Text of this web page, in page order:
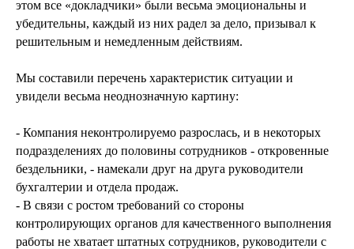
этом все «докладчики» были весьма эмоциональны и
убедительны, каждый из них радел за дело, призывал к
решительным и немедленным действиям.
Мы составили перечень характеристик ситуации и
увидели весьма неоднозначную картину:
- Компания неконтролируемо разрослась, и в некоторых
подразделениях до половины сотрудников - откровенные
бездельники, - намекали друг на друга руководители
бухгалтерии и отдела продаж.
- В связи с ростом требований со стороны
контролирующих органов для качественного выполнения
работы не хватает штатных сотрудников, руководители с